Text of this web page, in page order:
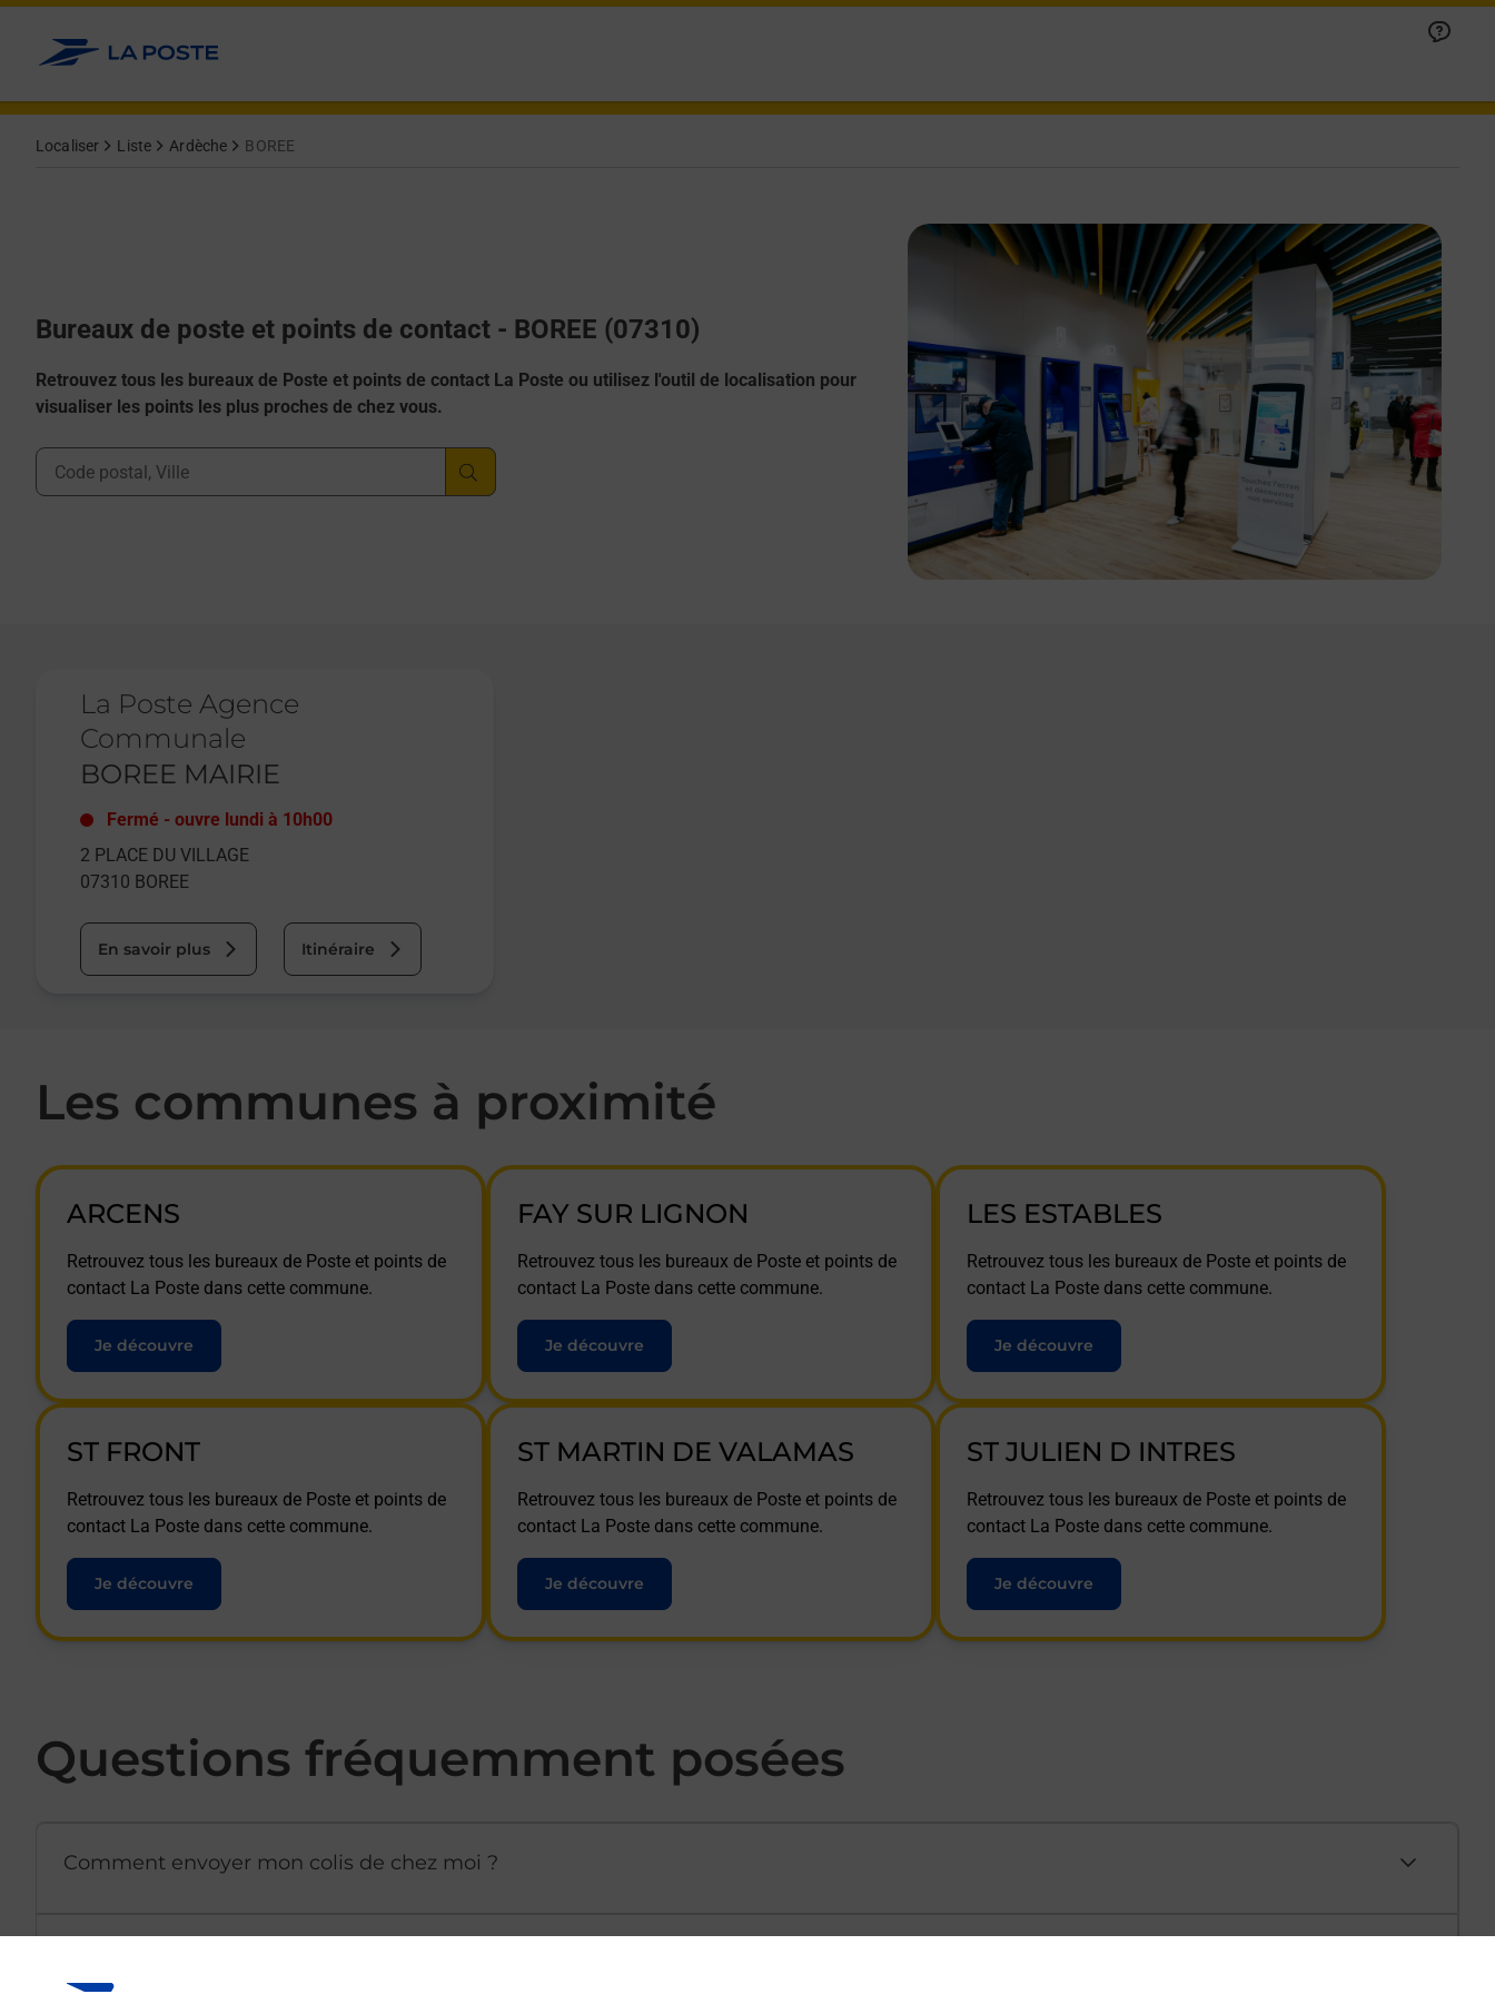
Allez au contenu
Localiser Liste Ardèche BOREE
Bureaux de poste et points de contact - BOREE (07310)
Retrouvez tous les bureaux de Poste et points de contact La Poste ou utilisez l'outil de localisation pour
visualiser les points les plus proches de chez vous.
Ville, Département, Code Postal
La Poste Agence
Communale
BOREE MAIRIE
Fermé - ouvre lundi à 10h00
2 PLACE DU VILLAGE
07310 BOREE
En savoir plus Itinéraire
Les communes à proximité
ARCENS
Retrouvez tous les bureaux de Poste et points de
contact La Poste dans cette commune.
Je découvre
FAY SUR LIGNON
Retrouvez tous les bureaux de Poste et points de
contact La Poste dans cette commune.
Je découvre
LES ESTABLES
Retrouvez tous les bureaux de Poste et points de
contact La Poste dans cette commune.
Je découvre
ST FRONT
Retrouvez tous les bureaux de Poste et points de
contact La Poste dans cette commune.
Je découvre
ST MARTIN DE VALAMAS
Retrouvez tous les bureaux de Poste et points de
contact La Poste dans cette commune.
Je découvre
ST JULIEN D INTRES
Retrouvez tous les bureaux de Poste et points de
contact La Poste dans cette commune.
Je découvre
Questions fréquemment posées
Comment envoyer mon colis de chez moi ?
Afficher ou masquer la réponse
Afficher ou masquer la réponse
Afficher ou masquer la réponse
Afficher ou masquer la réponse
Afficher ou masquer la réponse